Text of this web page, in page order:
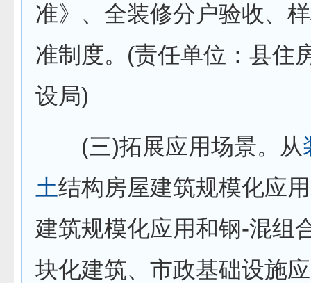
准》、全装修分户验收、
准制度。(责任单位：县住
设局)
(三)拓展应用场景。从
土结构房屋建筑规模化应
建筑规模化应用和钢-混组
块化建筑、市政基础设施